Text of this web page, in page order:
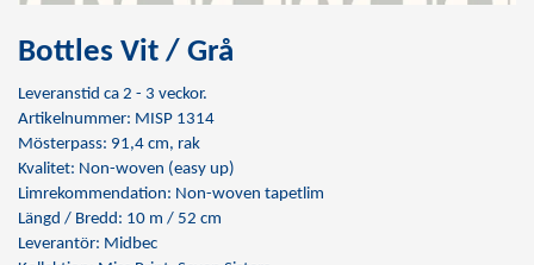
Bottles Vit / Grå
Leveranstid ca 2 - 3 veckor.
Artikelnummer: MISP 1314
Mösterpass: 91,4 cm, rak
Kvalitet: Non-woven (easy up)
Limrekommendation: Non-woven tapetlim
Längd / Bredd: 10 m / 52 cm
Leverantör: Midbec